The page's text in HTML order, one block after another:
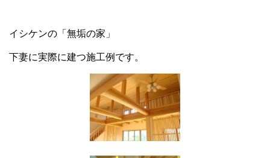
イシケンの「無垢の家」
下妻に実際に建つ施工例です。